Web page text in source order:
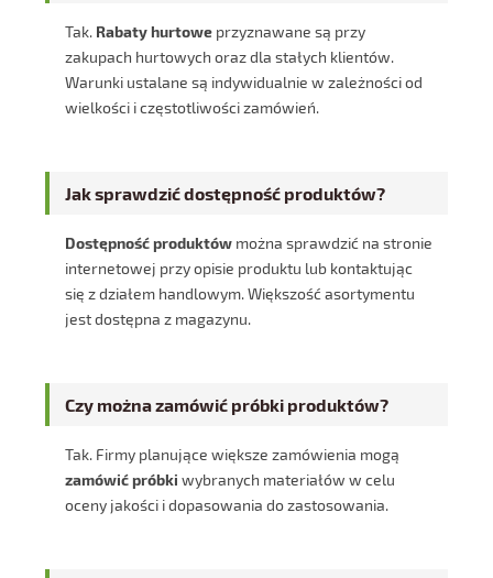
Tak. Rabaty hurtowe przyznawane są przy
zakupach hurtowych oraz dla stałych klientów.
Warunki ustalane są indywidualnie w zależności od
wielkości i częstotliwości zamówień.
Jak sprawdzić dostępność produktów?
Dostępność produktów można sprawdzić na stronie
internetowej przy opisie produktu lub kontaktując
się z działem handlowym. Większość asortymentu
jest dostępna z magazynu.
Czy można zamówić próbki produktów?
Tak. Firmy planujące większe zamówienia mogą
zamówić próbki wybranych materiałów w celu
oceny jakości i dopasowania do zastosowania.